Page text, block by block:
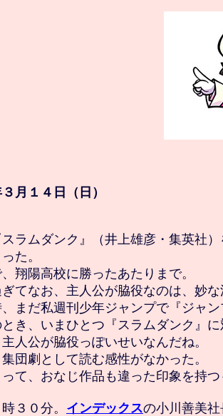
月１４日（日）
ラムダンク』（井上雄彦・集英社
た。
翔陽高校に勝ったあたりまで。
てなお、主人公が脇役なのは、妙な
まだ私週刊少年ジャンプで『ジャ
き、いまひとつ『スラムダンク』
人公が脇役っぽいせいなんだね。
団劇として読む感性がなかった。
て、おなじ作品も違った印象を持つ
３０分。 インデックスの小川善美